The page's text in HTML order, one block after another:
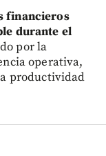
financieros
durante el
por la
operativa,
productividad